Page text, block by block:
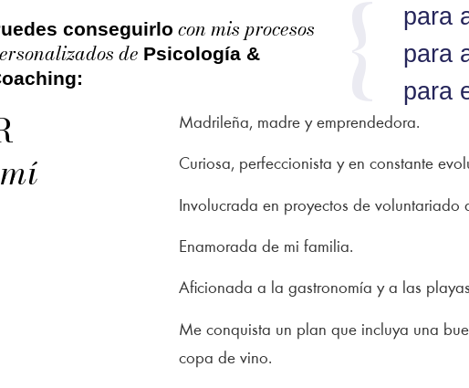
conseguirlo con mis procesos
de Psicología &
para
para
para
Madrileña, madre y emprendedora.
Curiosa, perfeccionista y en constante
Involucrada en proyectos de voluntariado
Enamorada de mi familia.
Aficionada a la gastronomía y a las
Me conquista un plan que incluya una
copa de vino.